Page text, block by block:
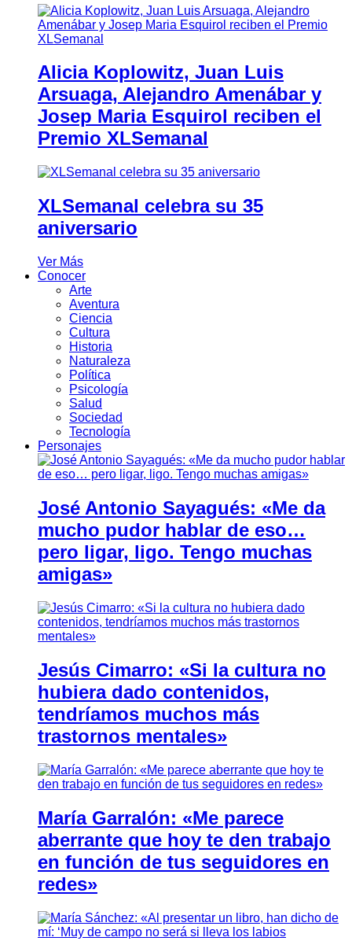
Alicia Koplowitz, Juan Luis
Arsuaga, Alejandro Amenábar y
Josep Maria Esquirol reciben el
Premio XLSemanal
XLSemanal celebra su 35
aniversario
Ver Más
Conocer
Arte
Aventura
Ciencia
Cultura
Historia
Naturaleza
Política
Psicología
Salud
Sociedad
Tecnología
Personajes
José Antonio Sayagués: «Me da
mucho pudor hablar de eso…
pero ligar, ligo. Tengo muchas
amigas»
Jesús Cimarro: «Si la cultura no
hubiera dado contenidos,
tendríamos muchos más
trastornos mentales»
María Garralón: «Me parece
aberrante que hoy te den trabajo
en función de tus seguidores en
redes»